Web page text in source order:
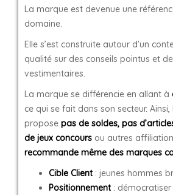
La marque est devenue une
domaine.
Elle s’est construite autour d’un
qualité sur des conseils pointus et
vestimentaires.
La marque se différencie en allant à
ce qui se fait dans son secteur. Ainsi,
propose pas de soldes, pas
de jeux concours ou autres
recommande même des marques
Cible Client : jeunes hommes
Positionnement : démocratiser